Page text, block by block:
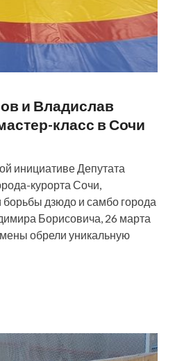
и Владислав
класс в Сочи
инициативе Депутата
курорта Сочи,
дзюдо и самбо города
Борисовича, 26 марта
обрели уникальную